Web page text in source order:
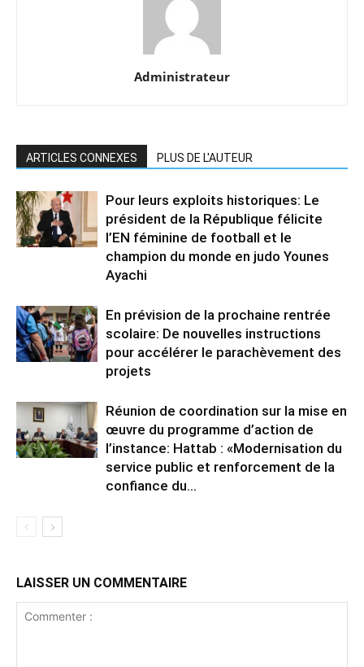
Administrateur
ARTICLES CONNEXES PLUS DE L'AUTEUR
Pour leurs exploits historiques: Le
président de la République félicite
l’EN féminine de football et le
champion du monde en judo Younes
Ayachi
En prévision de la prochaine rentrée
scolaire: De nouvelles instructions
pour accélérer le parachèvement des
projets
Réunion de coordination sur la mise en
œuvre du programme d’action de
l’instance: Hattab : «Modernisation du
service public et renforcement de la
confiance du...
LAISSER UN COMMENTAIRE